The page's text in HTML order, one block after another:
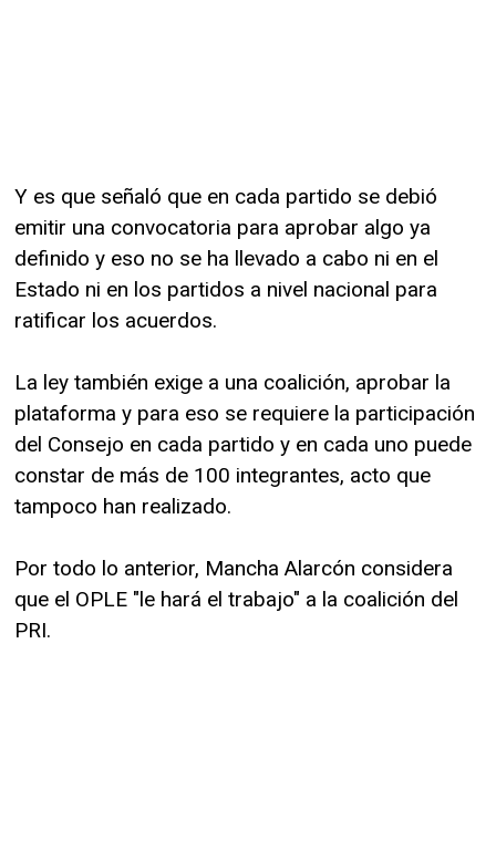
Y es que señaló que en cada partido se debió
emitir una convocatoria para aprobar algo ya
definido y eso no se ha llevado a cabo ni en el
Estado ni en los partidos a nivel nacional para
ratificar los acuerdos.
La ley también exige a una coalición, aprobar la
plataforma y para eso se requiere la participación
del Consejo en cada partido y en cada uno puede
constar de más de 100 integrantes, acto que
tampoco han realizado.
Por todo lo anterior, Mancha Alarcón considera
que el OPLE "le hará el trabajo" a la coalición del
PRI.